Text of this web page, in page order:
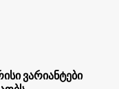
ვარიანტები